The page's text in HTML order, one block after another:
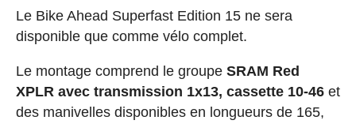
Le Bike Ahead Superfast Edition 15 ne sera
disponible que comme vélo complet.
Le montage comprend le groupe SRAM Red
XPLR avec transmission 1x13, cassette 10-46et
des manivelles disponibles en longueurs de 165,